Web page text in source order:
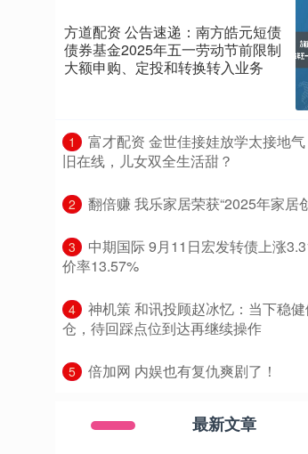
方道配资 公告速递：南方皓元短债
债券基金2025年五一劳动节前限制
大额申购、定投和转换转入业务
1
富才配资 金世佳接娃放学太接地
旧在线，儿女双全生活甜？
2 翻倍赚 我乐家居荣获“2025年家居
3
中期国际 9月11日宏发转债上涨
价率13.57%
4
神机策 和讯投顾赵冰忆：当下稳
仓，待回踩点位到达再继续操作
5 ​倍加网 内娱也有复仇爽剧了！
最新文章